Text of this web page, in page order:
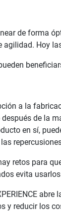
de forma
Hoy
a la
de la
en sí,
retos para
evita
y reducir los